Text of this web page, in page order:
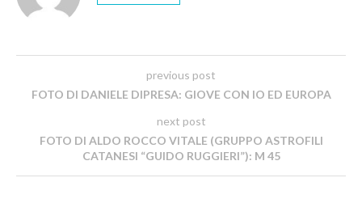
previous post
FOTO DI DANIELE DIPRESA: GIOVE CON IO ED EUROPA
next post
FOTO DI ALDO ROCCO VITALE (GRUPPO ASTROFILI
CATANESI “GUIDO RUGGIERI”): M 45